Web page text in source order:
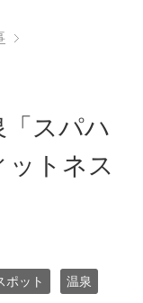
「スパハ
ットネス
ポット 温泉